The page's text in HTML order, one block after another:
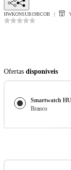
HWKONSUB19BCOB
Ofertas disponíveis
Branco